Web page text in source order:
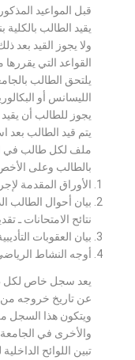
قبل المواعيد
يقيد الطالب
ولا يجوز القيد بعد
القواعد التي
يلتحق الطالب
الليسانس أو
يجوز للطالب أن
يتم قيد الطالب بعد
ملف لكل طالب في
بالطالب وعلى
الأوراق المقدمة
بيان أحوال الطالب
نتائح الامتحانات ـ
بيان العقوبات
أوجه النشاط
يعد سجل خاص لكل
عن تاريخ خروجه من
ويتكون هذا السجل
والأخرى في الجامعة.
تبين اللوائح